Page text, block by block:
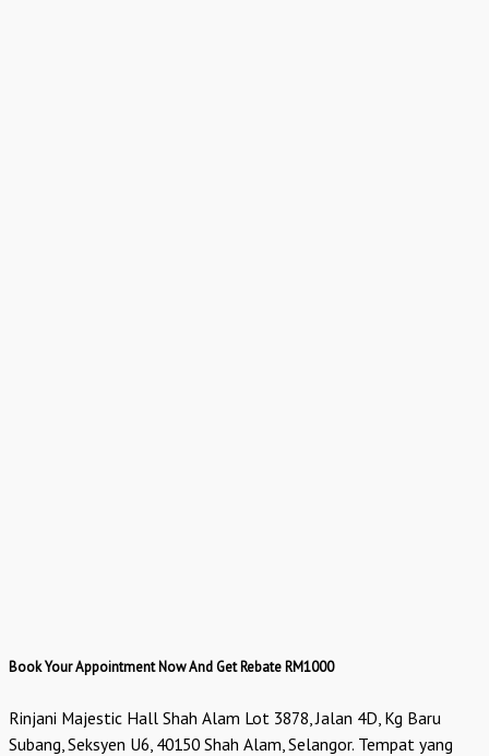
Book Your Appointment Now And Get Rebate RM1000
Rinjani Majestic Hall Shah Alam Lot 3878, Jalan 4D, Kg Baru
Subang, Seksyen U6, 40150 Shah Alam, Selangor. Tempat yang